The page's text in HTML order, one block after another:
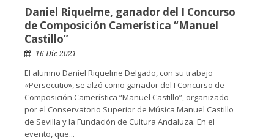
Daniel Riquelme, ganador del I Concurso
de Composición Camerística “Manuel
Castillo”
16 Dic 2021
El alumno Daniel Riquelme Delgado, con su trabajo
«Persecutio», se alzó como ganador del I Concurso de
Composición Camerística “Manuel Castillo”, organizado
por el Conservatorio Superior de Música Manuel Castillo
de Sevilla y la Fundación de Cultura Andaluza. En el
evento, que...